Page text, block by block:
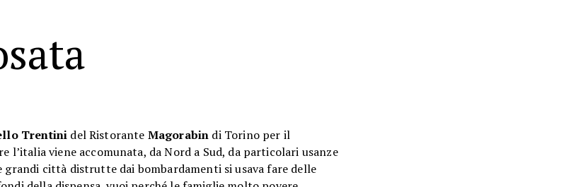
Trentini del Ristorante Magorabin di Torino per il
l’italia viene accomunata, da Nord a Sud, da particolari usanze
città distrutte dai bombardamenti si usava fare delle